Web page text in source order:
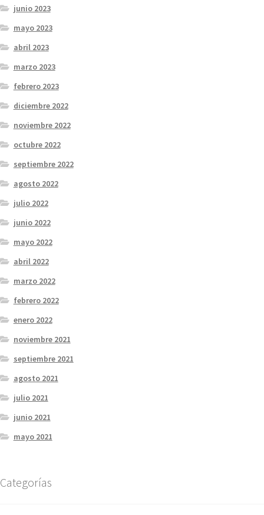
junio 2023
mayo 2023
abril 2023
marzo 2023
febrero 2023
diciembre 2022
noviembre 2022
octubre 2022
septiembre 2022
agosto 2022
julio 2022
junio 2022
mayo 2022
abril 2022
marzo 2022
febrero 2022
enero 2022
noviembre 2021
septiembre 2021
agosto 2021
julio 2021
junio 2021
mayo 2021
Categorías